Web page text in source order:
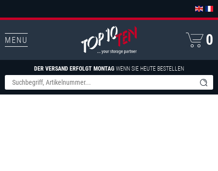
MENU
DER VERSAND ERFOLGT MONTAG WENN SIE HEUTE BESTELLEN
0